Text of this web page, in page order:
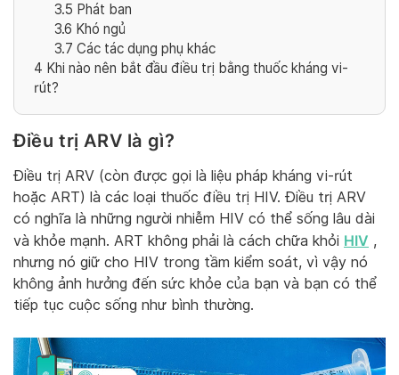
3.5 Phát ban
3.6 Khó ngủ
3.7 Các tác dụng phụ khác
4 Khi nào nên bắt đầu điều trị bằng thuốc kháng vi-
rút?
Điều trị ARV là gì?
Điều trị ARV (còn được gọi là liệu pháp kháng vi-rút
hoặc ART) là các loại thuốc điều trị HIV. Điều trị ARV
có nghĩa là những người nhiễm HIV có thể sống lâu dài
và khỏe mạnh. ART không phải là cách chữa khỏi HIV ,
nhưng nó giữ cho HIV trong tầm kiểm soát, vì vậy nó
không ảnh hưởng đến sức khỏe của bạn và bạn có thể
tiếp tục cuộc sống như bình thường.